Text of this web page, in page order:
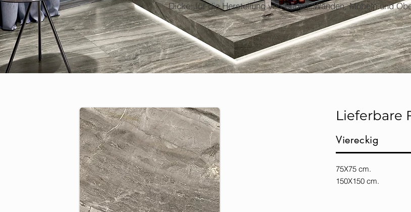
Dicke: für die Herstellung von Böden, Wänden, Möbeln und
Lieferbare
Viereckig
75X75 cm.
150X150 cm.